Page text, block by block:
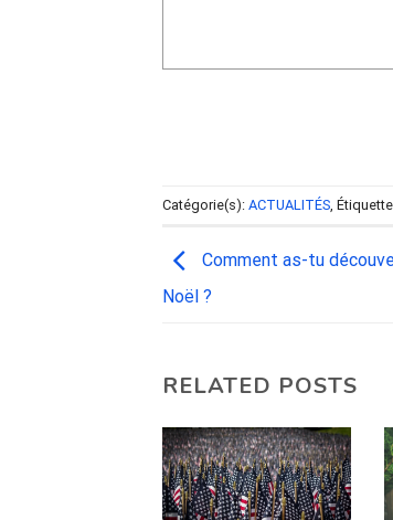
Catégorie(s): ACTUALITÉS ,
Comment as-tu
Noël ?
RELATED POSTS